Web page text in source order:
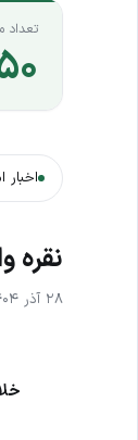
تعداد
نقره
۲۸ آذر ۱۴۰۴